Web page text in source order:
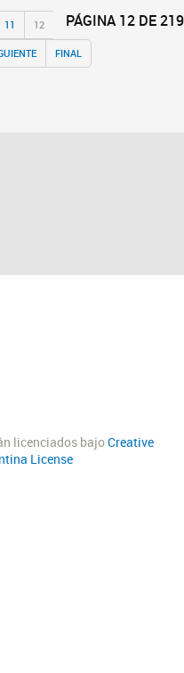
PÁGINA 12 DE 219
11 12
FINAL
licenciados bajoCreative
License